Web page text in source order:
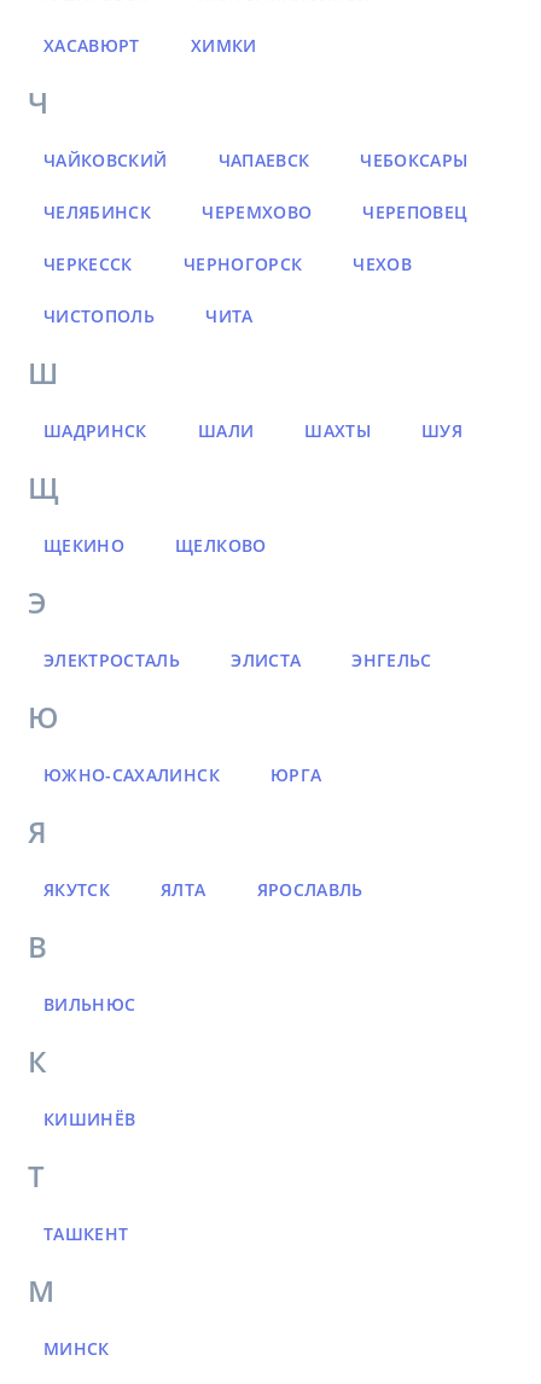
ХАСАВЮРТ ХИМКИ
Ч
ЧАЙКОВСКИЙ ЧАПАЕВСК ЧЕБОКСАРЫ
ЧЕЛЯБИНСК ЧЕРЕМХОВО ЧЕРЕПОВЕЦ
ЧЕРКЕССК ЧЕРНОГОРСК ЧЕХОВ
ЧИСТОПОЛЬ ЧИТА
Ш
ШАДРИНСК ШАЛИ ШАХТЫ ШУЯ
Щ
ЩЕКИНО ЩЕЛКОВО
Э
ЭЛЕКТРОСТАЛЬ ЭЛИСТА ЭНГЕЛЬС
Ю
ЮЖНО-САХАЛИНСК ЮРГА
Я
ЯКУТСК ЯЛТА ЯРОСЛАВЛЬ
В
ВИЛЬНЮС
К
КИШИНЁВ
Т
ТАШКЕНТ
М
МИНСК